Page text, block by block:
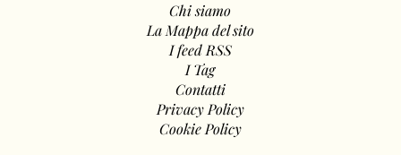
Chi siamo
La Mappa del sito
I feed RSS
I Tag
Contatti
Privacy Policy
Cookie Policy